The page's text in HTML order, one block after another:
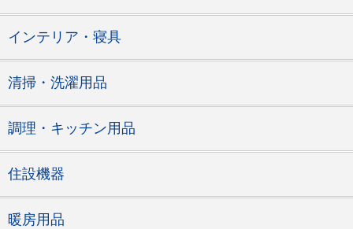
インテリア・寝具
清掃・洗濯用品
調理・キッチン用品
住設機器
暖房用品